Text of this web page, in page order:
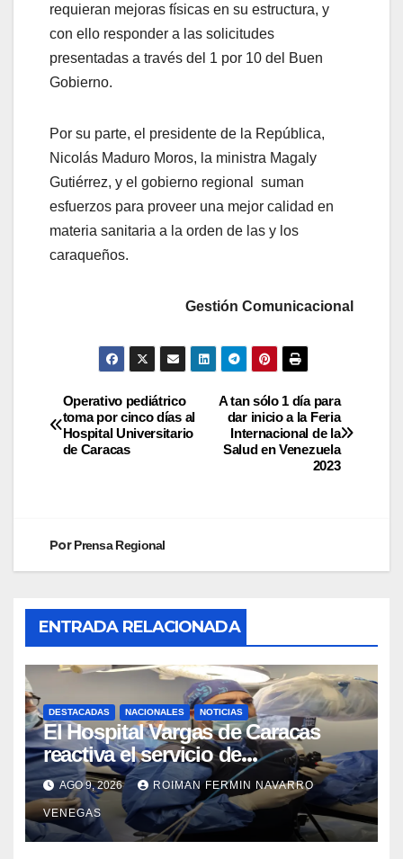
requieran mejoras físicas en su estructura, y
con ello responder a las solicitudes
presentadas a través del 1 por 10 del Buen
Gobierno.
Por su parte, el presidente de la República,
Nicolás Maduro Moros, la ministra Magaly
Gutiérrez, y el gobierno regional suman
esfuerzos para proveer una mejor calidad en
materia sanitaria a la orden de las y los
caraqueños.
Gestión Comunicacional
A tan sólo 1 día para
dar inicio a la Feria
Internacional de la
Salud en Venezuela
2023
Operativo pediátrico
toma por cinco días al
Hospital Universitario
de Caracas
PorPrensa Regional
ENTRADA RELACIONADA
DESTACADAS NACIONALES NOTICIAS
El Hospital Vargas de Caracas
reactiva el servicio de
Colangiopancreatografía
Retrógrada Endoscópica para
beneficiar a cientos de pacientes
AGO 9, 2026 ROIMAN FERMIN NAVARRO
VENEGAS